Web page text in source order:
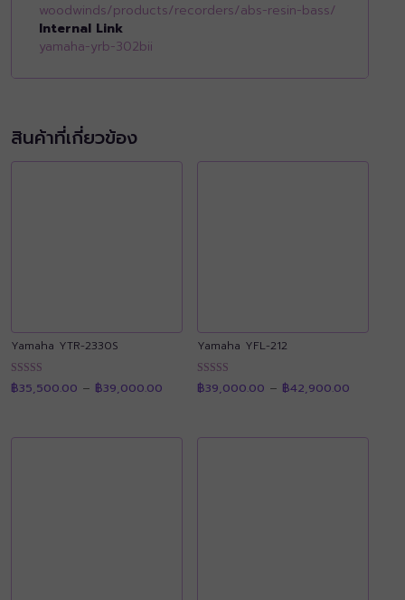
woodwinds/products/recorders/abs-resin-bass/
Internal Link
yamaha-yrb-302bii
สินค้าที่เกี่ยวข้อง
Yamaha YTR-2330S
ให้คะแนน
4.89
฿35,500.00 – ฿39,000.00
Yamaha YFL-212
ให้คะแนน
4.91
฿39,000.00 – ฿42,900.00range: